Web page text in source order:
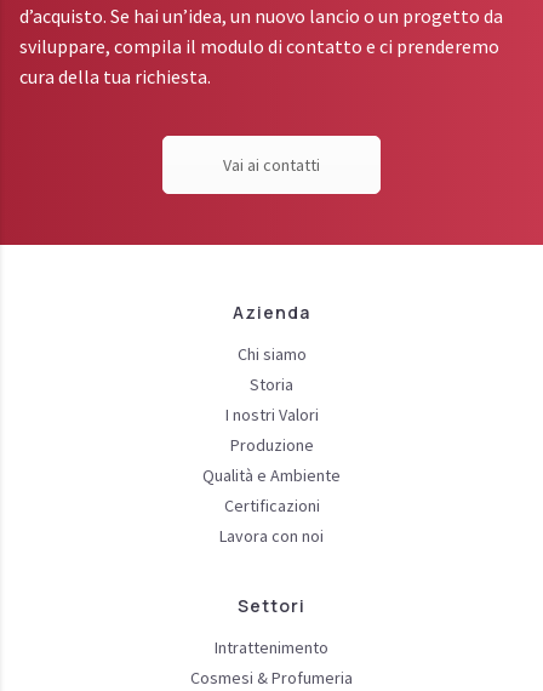
d’acquisto. Se hai un’idea, un nuovo lancio o un progetto da
sviluppare, compila il modulo di contatto e ci prenderemo
cura della tua richiesta.
Vai ai contatti
Azienda
Chi siamo
Storia
I nostri Valori
Produzione
Qualità e Ambiente
Certificazioni
Lavora con noi
Settori
Intrattenimento
Cosmesi & Profumeria